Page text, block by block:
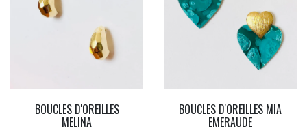
BOUCLES D'OREILLES
MELINA
BOUCLES D'OREILLES MIA
EMERAUDE